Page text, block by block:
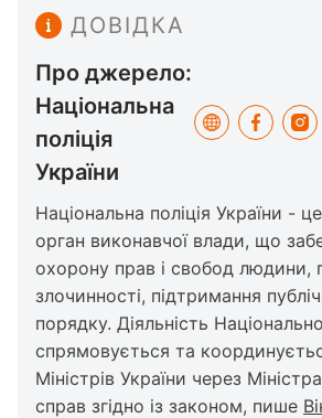
ДОВІДКА
Про джерело:
Національна
поліція
України
Національна поліція України -
орган виконавчої влади, що
охорону прав і свобод людини,
злочинності, підтримання
порядку. Діяльність
спрямовується та
Міністрів України через
справ згідно із законом, пише